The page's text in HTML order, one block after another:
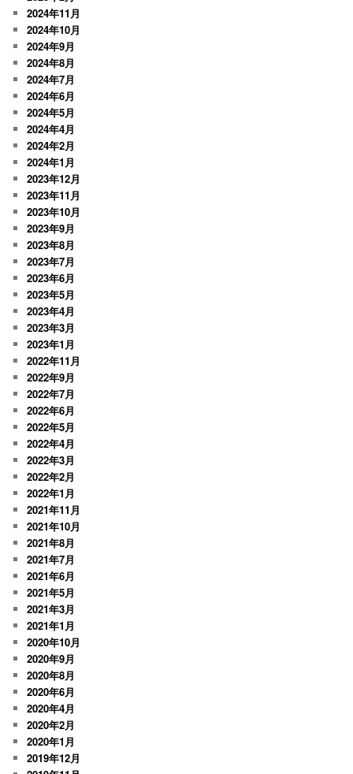
2024年11月
2024年10月
2024年9月
2024年8月
2024年7月
2024年6月
2024年5月
2024年4月
2024年2月
2024年1月
2023年12月
2023年11月
2023年10月
2023年9月
2023年8月
2023年7月
2023年6月
2023年5月
2023年4月
2023年3月
2023年1月
2022年11月
2022年9月
2022年7月
2022年6月
2022年5月
2022年4月
2022年3月
2022年2月
2022年1月
2021年11月
2021年10月
2021年8月
2021年7月
2021年6月
2021年5月
2021年3月
2021年1月
2020年10月
2020年9月
2020年8月
2020年6月
2020年4月
2020年2月
2020年1月
2019年12月